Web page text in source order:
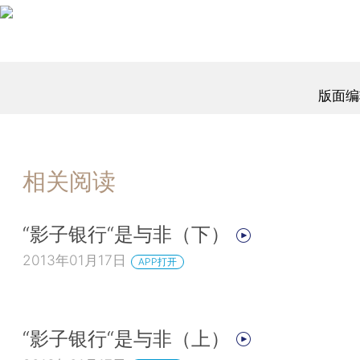
版面
相关阅读
“影子银行“是与非（下）
2013年01月17日 APP打开
“影子银行“是与非（上）